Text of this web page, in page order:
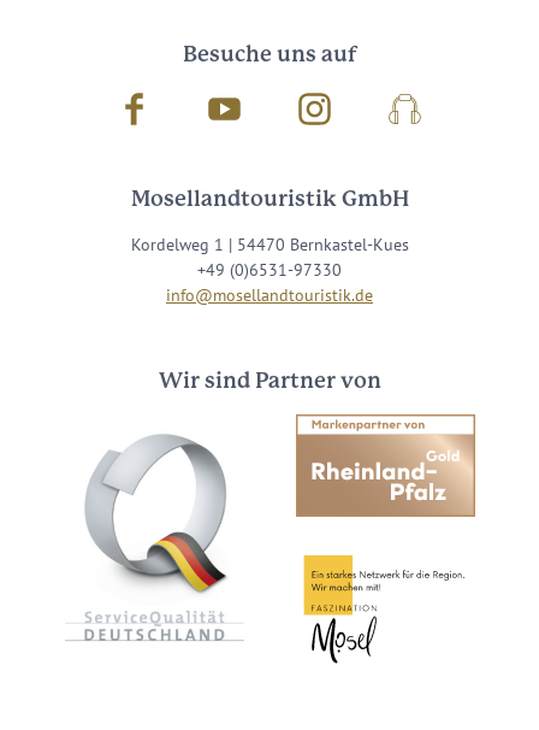
Besuche uns auf
Facebook Youtube InstagramPodcast
Mosellandtouristik GmbH
Kordelweg 1 | 54470 Bernkastel-Kues
+49 (0)6531-97330
info@mosellandtouristik.de
Wir sind Partner von